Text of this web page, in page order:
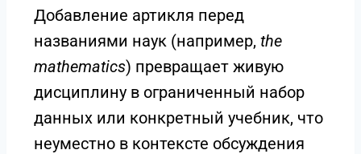
Добавление артикля перед
названиями наук (например, the
mathematics) превращает живую
дисциплину в ограниченный набор
данных или конкретный учебник, что
неуместно в контексте обсуждения